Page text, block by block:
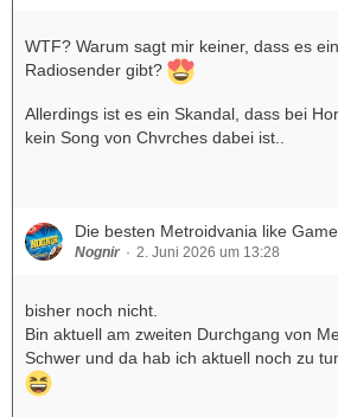
WTF? Warum sagt mir keiner, dass es
Radiosender gibt?
Allerdings ist es ein Skandal, dass bei
kein Song von Chvrches dabei ist..
Die besten Metroidvania like
Nognir 2. Juni 2026 um 13:28
bisher noch nicht.
Bin aktuell am zweiten Durchgang von
Schwer und da hab ich aktuell noch zu